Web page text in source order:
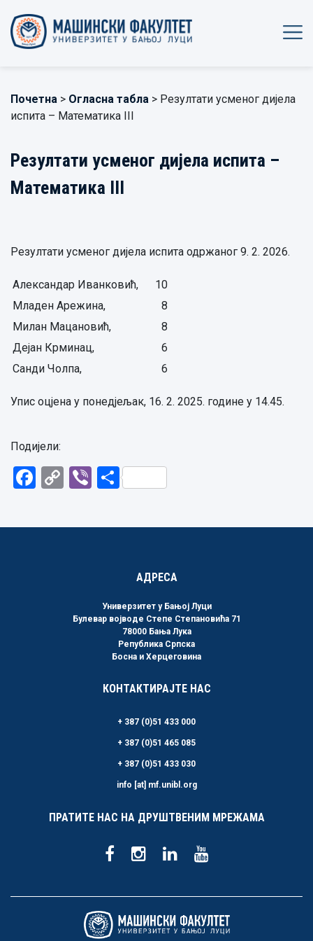
Почетна > Огласна табла > Резултати усменог дијела
испита – Математикa III
Резултати усменог дијела испита –
Математикa III
Резултати усменог дијела испита одржаног 9. 2. 2026.
Александар Иванковић,
10
Младен Арежина,
8
Милан Мацановић,
8
Дејан Крминац,
6
Санди Чолпа,
6
Упис оцјена у понедјељак, 16. 2. 2025. године у 14.45.
Подијели:
Facebook
CopyViberShare
АДРЕСА
Универзитет у Бањој Луци
Булевар војводе Степе Степановића 71
78000 Бања Лука
Република Српска
Босна и Херцеговина
КОНТАКТИРАЈТЕ НАС
+ 387 (0)51 433 000
+ 387 (0)51 465 085
+ 387 (0)51 433 030
info [at] mf.unibl.org
ПРАТИТЕ НАС НА ДРУШТВЕНИМ МРЕЖАМА